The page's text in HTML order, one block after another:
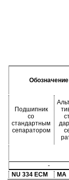
Обозначение
Подшипник
со
стандартным
сепаратором
-
NU 334 ECM
MA